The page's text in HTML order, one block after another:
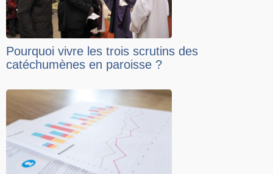
Pourquoi vivre les trois scrutins des
catéchumènes en paroisse ?